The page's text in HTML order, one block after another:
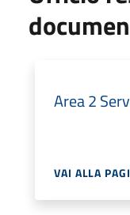
Area 2
VAI ALLA